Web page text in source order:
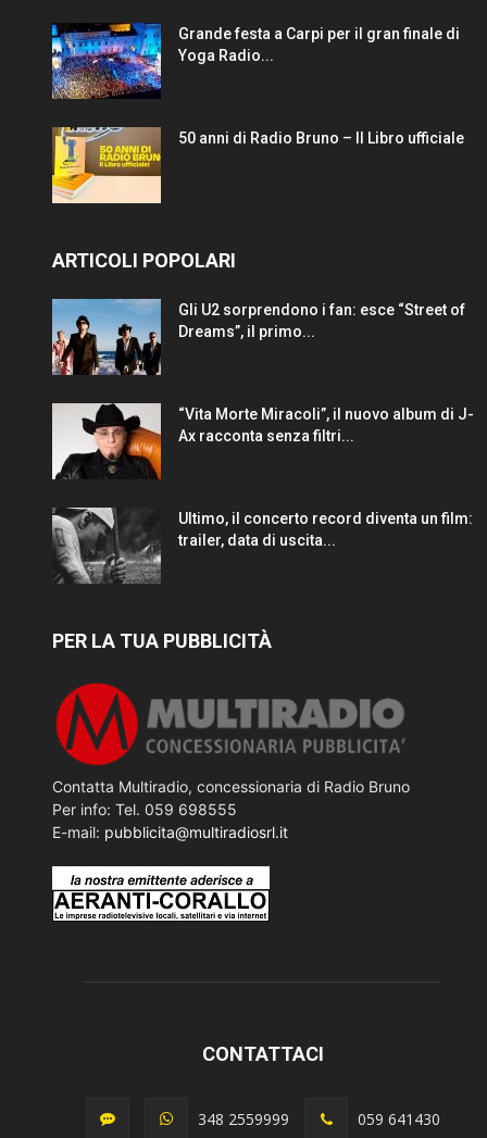
Grande festa a Carpi per il gran finale di
Yoga Radio...
50 anni di Radio Bruno – Il Libro ufficiale
ARTICOLI POPOLARI
Gli U2 sorprendono i fan: esce “Street of
Dreams”, il primo...
“Vita Morte Miracoli”, il nuovo album di J-
Ax racconta senza filtri...
Ultimo, il concerto record diventa un film:
trailer, data di uscita...
PER LA TUA PUBBLICITÀ
Contatta Multiradio, concessionaria di Radio Bruno
Per info: Tel. 059 698555
E-mail: pubblicita@multiradiosrl.it
CONTATTACI
348 2559999 059 641430